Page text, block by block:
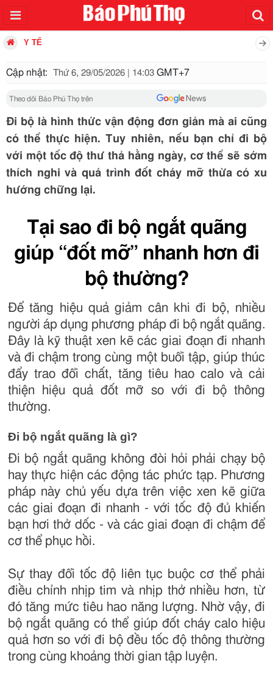
Y TẾ
Cập nhật: Thứ 6, 29/05/2026 | 14:03 GMT+7
Theo dõi Báo Phú Thọ trên
Đi bộ là hình thức vận động đơn giản mà ai cũng
có thể thực hiện. Tuy nhiên, nếu bạn chỉ đi bộ
với một tốc độ thư thả hằng ngày, cơ thể sẽ sớm
thích nghi và quá trình đốt cháy mỡ thừa có xu
hướng chững lại.
Tại sao đi bộ ngắt quãng
giúp “đốt mỡ” nhanh hơn đi
bộ thường?
Để tăng hiệu quả giảm cân khi đi bộ, nhiều
người áp dụng phương pháp đi bộ ngắt quãng.
Đây là kỹ thuật xen kẽ các giai đoạn đi nhanh
và đi chậm trong cùng một buổi tập, giúp thúc
đẩy trao đổi chất, tăng tiêu hao calo và cải
thiện hiệu quả đốt mỡ so với đi bộ thông
thường.
Đi bộ ngắt quãng là gì?
Đi bộ ngắt quãng không đòi hỏi phải chạy bộ
hay thực hiện các động tác phức tạp. Phương
pháp này chủ yếu dựa trên việc xen kẽ giữa
các giai đoạn đi nhanh - với tốc độ đủ khiến
bạn hơi thở dốc - và các giai đoạn đi chậm để
cơ thể phục hồi.
Sự thay đổi tốc độ liên tục buộc cơ thể phải
điều chỉnh nhịp tim và nhịp thở nhiều hơn, từ
đó tăng mức tiêu hao năng lượng. Nhờ vậy, đi
bộ ngắt quãng có thể giúp đốt cháy calo hiệu
quả hơn so với đi bộ đều tốc độ thông thường
trong cùng khoảng thời gian tập luyện.